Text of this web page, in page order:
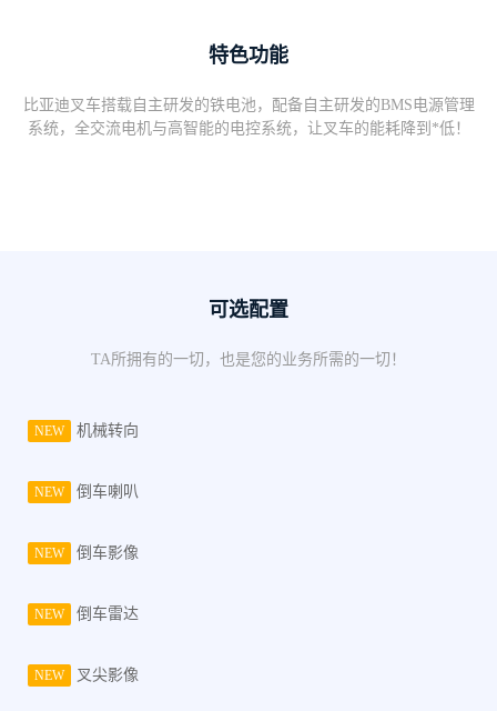
特色功能
比亚迪叉车搭载自主研发的铁电池，配备自主研发的BMS电源管理
系统，全交流电机与高智能的电控系统，让叉车的能耗降到*低！
可选配置
TA所拥有的一切，也是您的业务所需的一切！
NEW 机械转向
NEW 倒车喇叭
NEW 倒车影像
NEW 倒车雷达
NEW 叉尖影像